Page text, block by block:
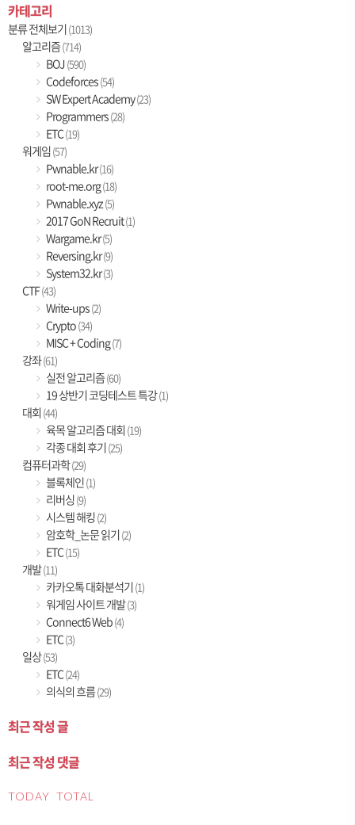
카테고리
분류 전체보기(1013)
알고리즘(714)
BOJ (590)
Codeforces(54)
SW Expert Academy(23)
Programmers(28)
ETC(19)
워게임(57)
Pwnable.kr(16)
root-me.org(18)
Pwnable.xyz(5)
2017 GoN Recruit(1)
Wargame.kr(5)
Reversing.kr(9)
System32.kr(3)
CTF(43)
Write-ups(2)
Crypto(34)
MISC + Coding(7)
강좌(61)
실전 알고리즘(60)
19 상반기 코딩테스트 특강(1)
대회 (44)
육목 알고리즘 대회 (19)
각종 대회 후기(25)
컴퓨터과학(29)
블록체인(1)
리버싱(9)
시스템 해킹(2)
암호학_논문 읽기(2)
ETC(15)
개발(11)
카카오톡 대화분석기(1)
워게임 사이트 개발(3)
Connect6 Web(4)
ETC(3)
일상(53)
ETC(24)
의식의 흐름(29)
최근 작성 글
최근 작성 댓글
TODAY TOTAL